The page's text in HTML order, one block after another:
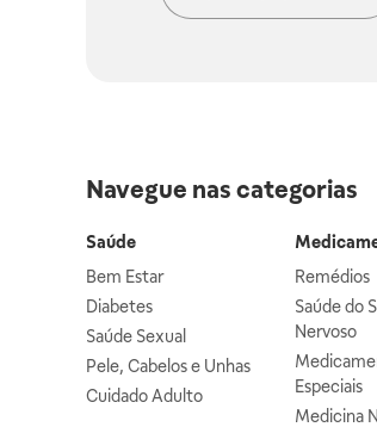
Navegue nas categorias
Saúde
Bem Estar
Diabetes
Saúde Sexual
Pele, Cabelos e Unhas
Cuidado Adulto
Remédios
Saúde do
Nervoso
Especiais
Medicina